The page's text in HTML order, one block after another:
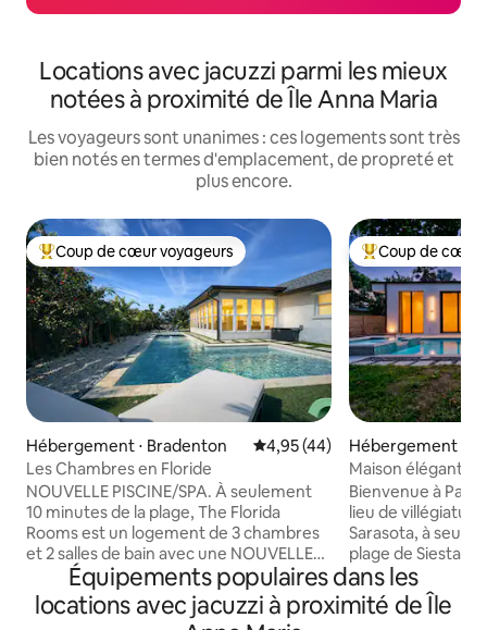
Locations avec jacuzzi parmi les mieux
notées à proximité de Île Anna Maria
Les voyageurs sont unanimes : ces logements sont très
bien notés en termes d'emplacement, de propreté et
plus encore.
Coups de cœur voyageurs les plus appréciés
Coup de cœur voyageurs
Hébergement ⋅ Bradenton Évaluation moyenne sur la
4,95 (44)
Les Chambres en Floride
NOUVELLE PISCINE/SPA. À seulement
10 minutes de la plage, The Florida
Rooms est un logement de 3 chambres
et 2 salles de bain avec une NOUVELLE
PISCINE ET UN NOUVEAU SPA, un
espace repas et un espace de vie
extérieurs, des lits haut de gamme, des
Coups de cœur
Coup de cœur
Hébergement ⋅
Maison élégante
4 chambres près
Noir »
Bienvenue à
lieu de
Sarasota, à
plage de Siesta
centre-ville.
piscine dispose
fenêtres et de
Équipements populaires dans les
locations avec jacuzzi à proximité de Île